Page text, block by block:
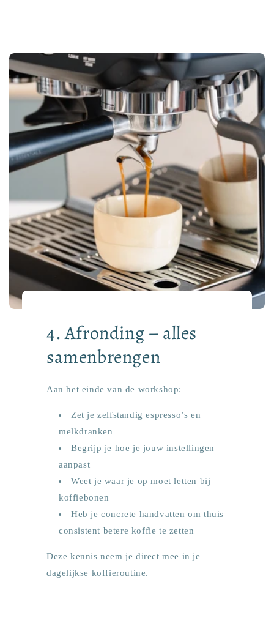
4. Afronding – alles
samenbrengen
Aan het einde van de workshop:
Zet je zelfstandig espresso’s en
melkdranken
Begrijp je hoe je jouw instellingen
aanpast
Weet je waar je op moet letten bij
koffiebonen
Heb je concrete handvatten om thuis
consistent betere koffie te zetten
Deze kennis neem je direct mee in je
dagelijkse koffieroutine.